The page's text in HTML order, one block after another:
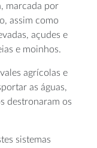
marcada por
assim como
açudes e
e moinhos.
agrícolas e
as águas,
destronaram os
sistemas